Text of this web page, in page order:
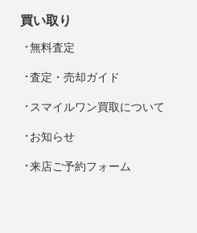
買い取り
無料査定
査定・売却ガイド
スマイルワン買取について
お知らせ
来店ご予約フォーム